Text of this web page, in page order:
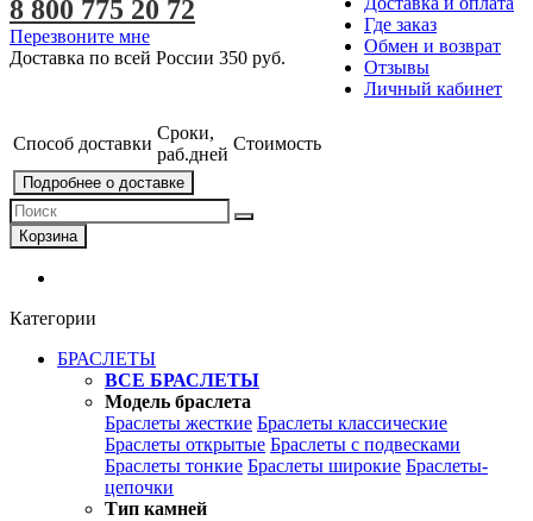
Где заказ
Обмен и возврат
Отзывы
Личный кабинет
8 800 775 20 72
Перезвоните мне
Доставка по всей России 350 руб.
Способ доставки
Сроки,
раб.дней
Стоимость
Подробнее о доставке
Корзина
Категории
БРАСЛЕТЫ
ВСЕ БРАСЛЕТЫ
Модель браслета
Браслеты жесткие Браслеты классические
Браслеты открытые Браслеты с подвесками
Браслеты тонкие Браслеты широкие Браслеты-
цепочки
Тип камней